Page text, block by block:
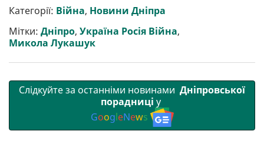
р
и
т
и
b
o
o
k
t
e
r
l g
r
a
m
s
A
p
p
r
Категорії: Війна, Новини Дніпра
Мітки: Дніпро, Україна Росія Війна,
Микола Лукашук
Слідкуйте за останніми новинами Дніпровської
порадниці у
GoogleNews